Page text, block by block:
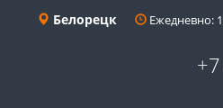
Белорецк Ежедневно: